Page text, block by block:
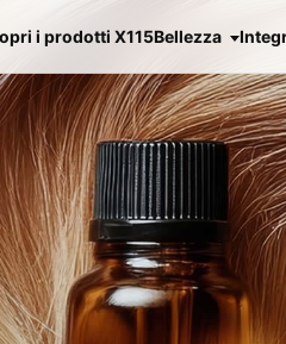
i prodotti X115Bellezza